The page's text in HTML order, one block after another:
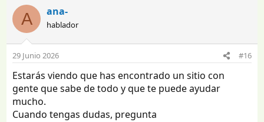
a
o
n
s
:
A ana-
hablador
29 Junio 2026 #16
Estarás viendo que has encontrado un sitio con
gente que sabe de todo y que te puede ayudar
mucho.
Cuando tengas dudas, pregunta